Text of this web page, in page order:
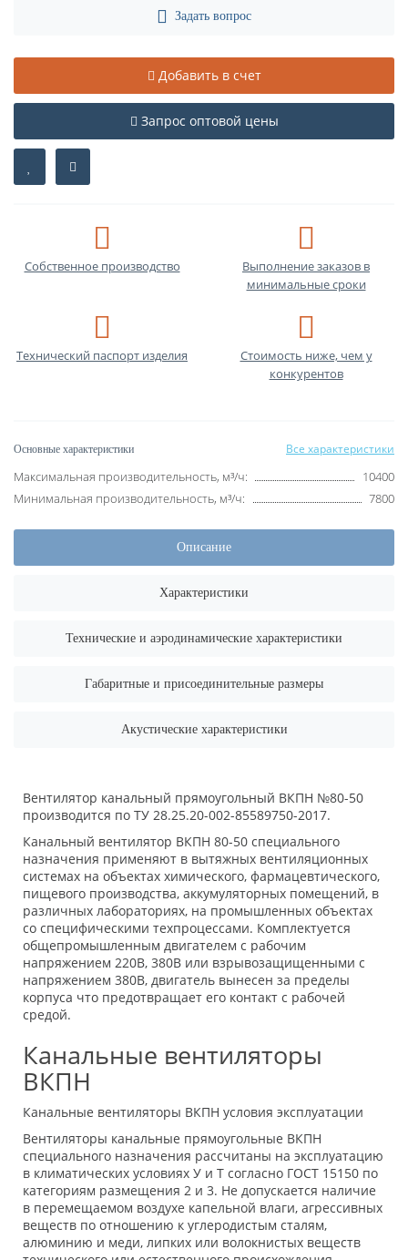
Задать вопрос
Добавить в счет
Запрос оптовой цены
Собственное производство
Выполнение заказов в
минимальные сроки
Технический паспорт изделия
Стоимость ниже, чем у
конкурентов
Основные характеристики Все характеристики
Максимальная производительность, м³/ч:
10400
Минимальная производительность, м³/ч:
7800
Описание
Характеристики
Технические и аэродинамические характеристики
Габаритные и присоединительные размеры
Акустические характеристики
Вентилятор канальный прямоугольный ВКПН №80-50
производится по ТУ 28.25.20-002-85589750-2017.
Канальный вентилятор ВКПН 80-50 специального
назначения применяют в вытяжных вентиляционных
системах на объектах химического, фармацевтического,
пищевого производства, аккумуляторных помещений, в
различных лабораториях, на промышленных объектах
со специфическими техпроцессами. Комплектуется
общепромышленным двигателем с рабочим
напряжением 220В, 380В или взрывозащищенными с
напряжением 380В, двигатель вынесен за пределы
корпуса что предотвращает его контакт с рабочей
средой.
Канальные вентиляторы
ВКПН
Канальные вентиляторы ВКПН условия эксплуатации
Вентиляторы канальные прямоугольные ВКПН
специального назначения рассчитаны на эксплуатацию
в климатических условиях У и Т согласно ГОСТ 15150 по
категориям размещения 2 и 3. Не допускается наличие
в перемещаемом воздухе капельной влаги, агрессивных
веществ по отношению к углеродистым сталям,
алюминию и меди, липких или волокнистых веществ